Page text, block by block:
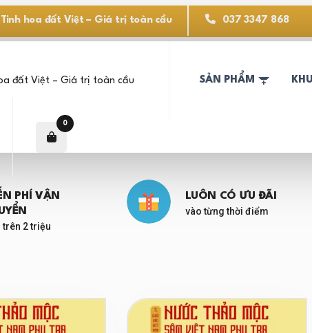
Tinh hoa đất Việt – Giá trị toàn cầu 037 3347 868
SẢN PHẨM
0
PHÍ VẬN
trên 2 triệu
LUÔN CÓ ƯU ĐÃI
vào từng thời điểm